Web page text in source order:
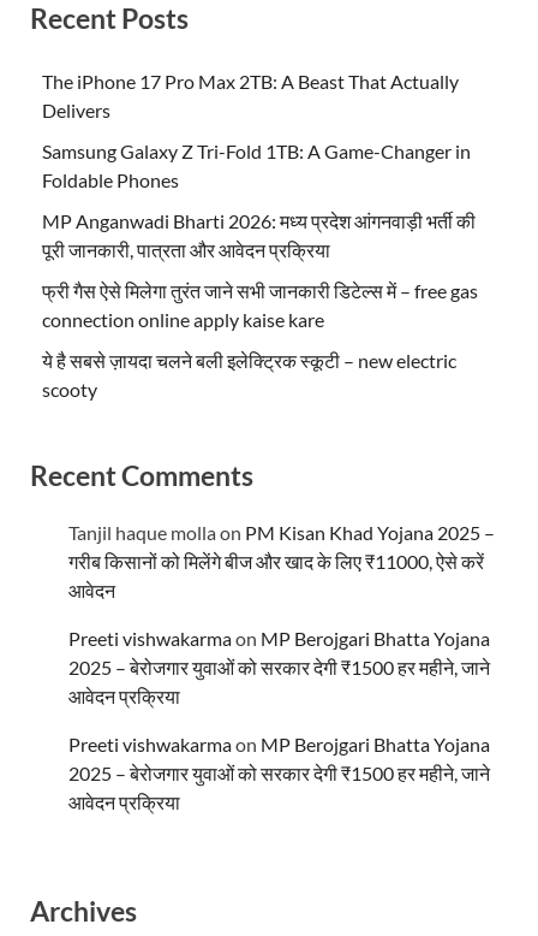
Recent Posts
The iPhone 17 Pro Max 2TB: A Beast That Actually
Delivers
Samsung Galaxy Z Tri-Fold 1TB: A Game-Changer in
Foldable Phones
MP Anganwadi Bharti 2026: मध्य प्रदेश आंगनवाड़ी भर्ती की
पूरी जानकारी, पात्रता और आवेदन प्रक्रिया
फ्री गैस ऐसे मिलेगा तुरंत जाने सभी जानकारी डिटेल्स में – free gas
connection online apply kaise kare
ये है सबसे ज़ायदा चलने बली इलेक्ट्रिक स्कूटी – new electric
scooty
Recent Comments
Tanjil haque mollaon PM Kisan Khad Yojana 2025 –
गरीब किसानों को मिलेंगे बीज और खाद के लिए ₹11000, ऐसे करें
आवेदन
Preeti vishwakarmaon MP Berojgari Bhatta Yojana
2025 – बेरोजगार युवाओं को सरकार देगी ₹1500 हर महीने, जाने
आवेदन प्रक्रिया
Preeti vishwakarmaon MP Berojgari Bhatta Yojana
2025 – बेरोजगार युवाओं को सरकार देगी ₹1500 हर महीने, जाने
आवेदन प्रक्रिया
Archives